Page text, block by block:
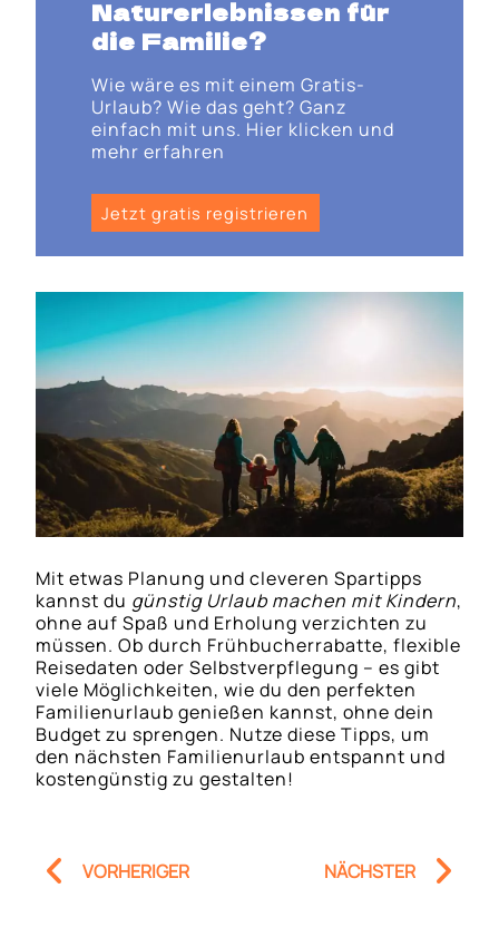
Naturerlebnissen für
die Familie?
Wie wäre es mit einem Gratis-
Urlaub? Wie das geht? Ganz
einfach mit uns. Hier klicken und
mehr erfahren
Jetzt gratis registrieren
Mit etwas Planung und cleveren Spartipps
kannst du günstig Urlaub machen mit Kindern,
ohne auf Spaß und Erholung verzichten zu
müssen. Ob durch Frühbucherrabatte, flexible
Reisedaten oder Selbstverpflegung – es gibt
viele Möglichkeiten, wie du den perfekten
Familienurlaub genießen kannst, ohne dein
Budget zu sprengen. Nutze diese Tipps, um
den nächsten Familienurlaub entspannt und
kostengünstig zu gestalten!
Prev
VORHERIGER NÄCHSTER